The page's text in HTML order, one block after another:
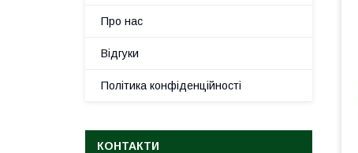
Про нас
Відгуки
Політика конфіденційності
КОНТАКТИ